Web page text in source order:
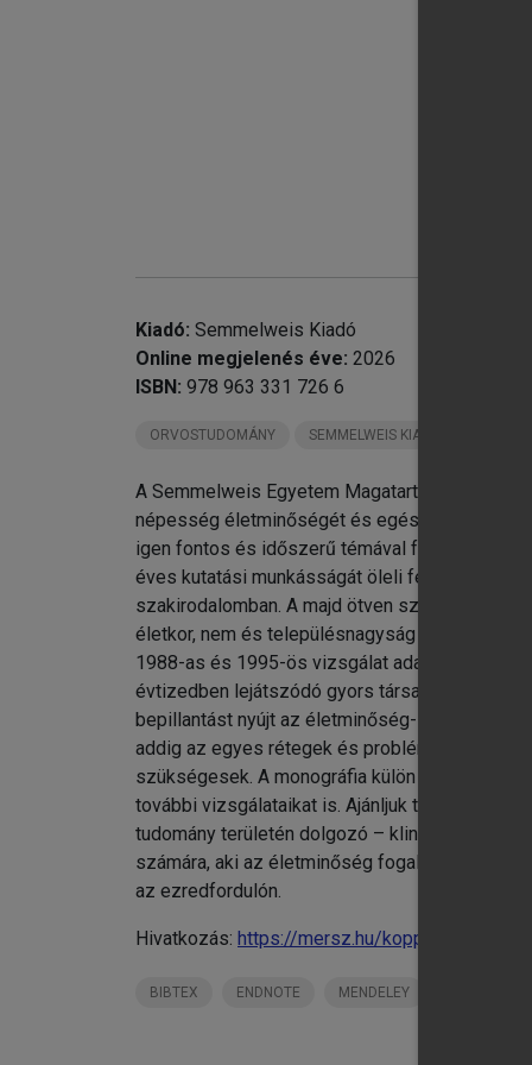
Kiadó: Semmelweis Kiadó
Online megjelenés éve: 2026
ISBN: 978 963 331 726 6
ORVOSTUDOMÁNY SEMMELWEIS KIADÓ KÖNYVEI
A Semmelweis Egyetem
népesség életminőségét és egészségét
igen fontos és időszerű témával foglalkozik,
éves kutatási munkásságát öleli fel,
szakirodalomban. A majd ötven szerzős
életkor, nem és településnagyság szerint
1988-as és 1995-ös vizsgálat adataival is
évtizedben lejátszódó gyors társadalmi
bepillantást nyújt az életminőség- és
addig az egyes rétegek és problémakörökre
szükségesek. A monográfia külön erőssége,
további vizsgálataikat is. Ajánljuk tehát a
tudomány területén dolgozó – klinikai, kutató
számára, aki az életminőség fogalmát,
az ezredfordulón.
Hivatkozás: https://mersz.hu/kopp-kovacs-a-
BIBTEX ENDNOTE MENDELEY